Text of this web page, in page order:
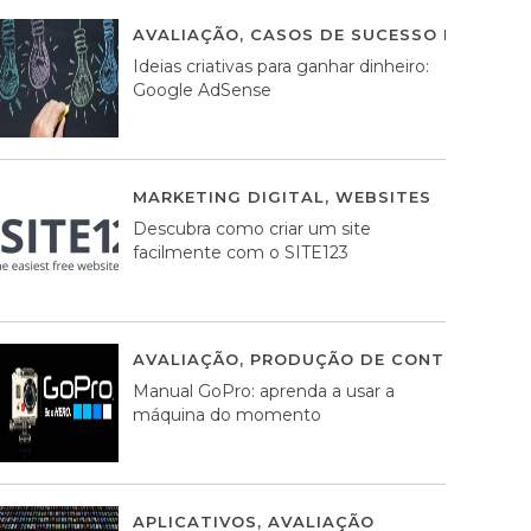
AVALIAÇÃO, CASOS DE SUCESSO DE
Ideias criativas para ganhar dinheiro:
Google AdSense
MARKETING DIGITAL, WEBSITES
Descubra como criar um site
facilmente com o SITE123
AVALIAÇÃO, PRODUÇÃO DE CONTEÚDOS
Manual GoPro: aprenda a usar a
máquina do momento
APLICATIVOS, AVALIAÇÃO